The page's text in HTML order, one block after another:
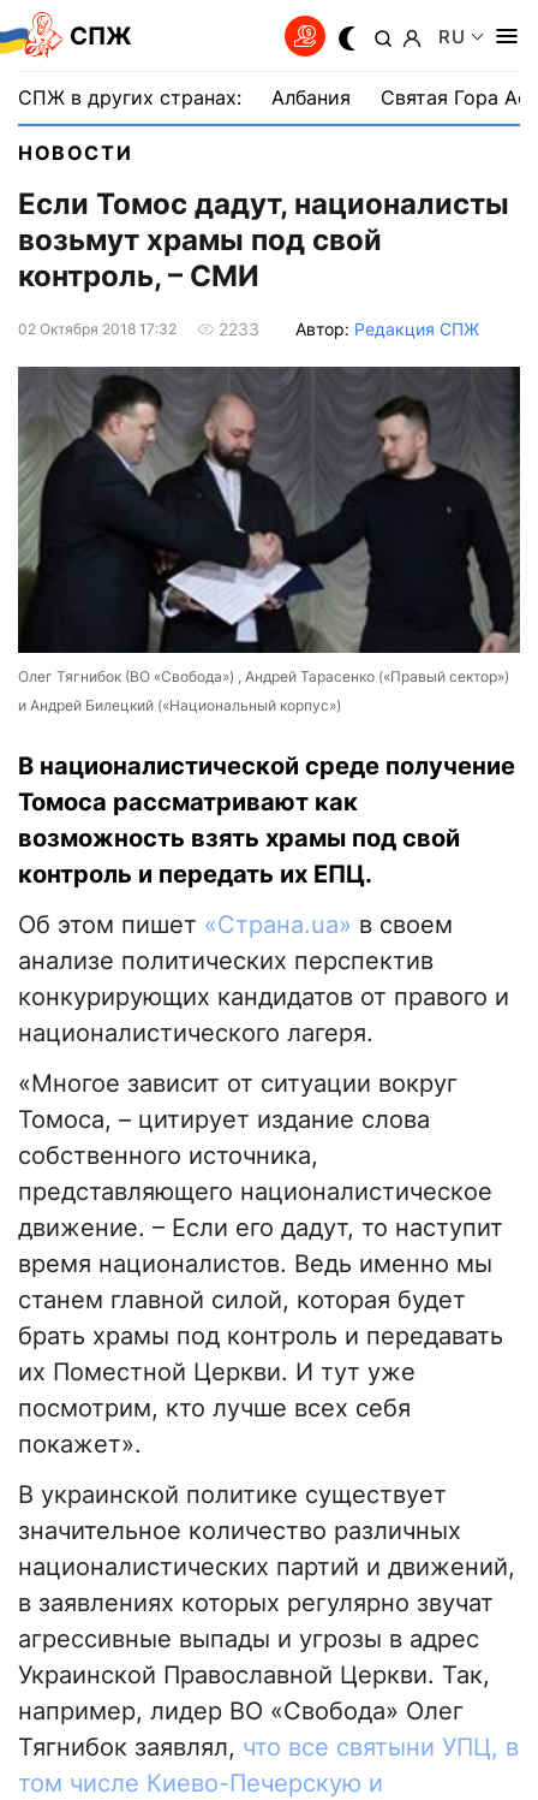
СПЖ RU
СПЖ в других странах: Албания Святая Гора
НОВОСТИ
Если Томос дадут, националисты
возьмут храмы под свой
контроль, – СМИ
02 Октября 2018 17:32 2233 Автор: Редакция СПЖ
Олег Тягнибок (ВО «Свобода») , Андрей Тарасенко («Правый сектор»)
и Андрей Билецкий («Национальный корпус»)
В националистической среде получение
Томоса рассматривают как
возможность взять храмы под свой
контроль и передать их ЕПЦ.
Об этом пишет «Страна.ua» в своем
анализе политических перспектив
конкурирующих кандидатов от правого и
националистического лагеря.
«Многое зависит от ситуации вокруг
Томоса, – цитирует издание слова
собственного источника,
представляющего националистическое
движение. – Если его дадут, то наступит
время националистов. Ведь именно мы
станем главной силой, которая будет
брать храмы под контроль и передавать
их Поместной Церкви. И тут уже
посмотрим, кто лучше всех себя
покажет».
В украинской политике существует
значительное количество различных
националистических партий и движений,
в заявлениях которых регулярно звучат
агрессивные выпады и угрозы в адрес
Украинской Православной Церкви. Так,
например, лидер ВО «Свобода» Олег
Тягнибок заявлял, что все святыни УПЦ, в
том числе Киево-Печерскую и